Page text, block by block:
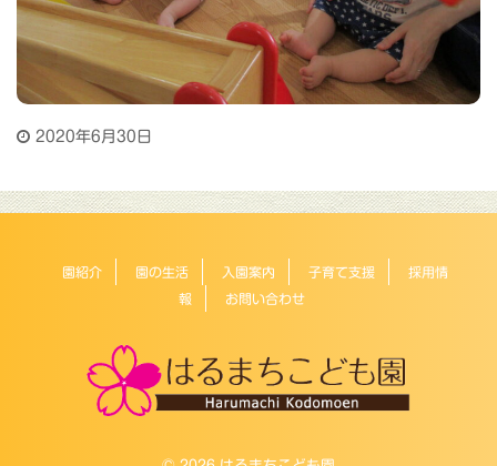
2020年6月30日
園紹介 園の生活 入園案内 子育て支援
採用情
報
お問い合わせ